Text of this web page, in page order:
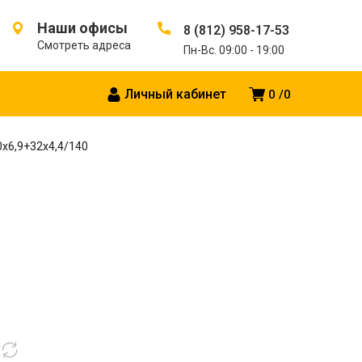
Наши офисы
Смотреть адреса
8 (812) 958-17-53
Пн-Вс. 09:00 - 19:00
0 0
Личный кабинет
140